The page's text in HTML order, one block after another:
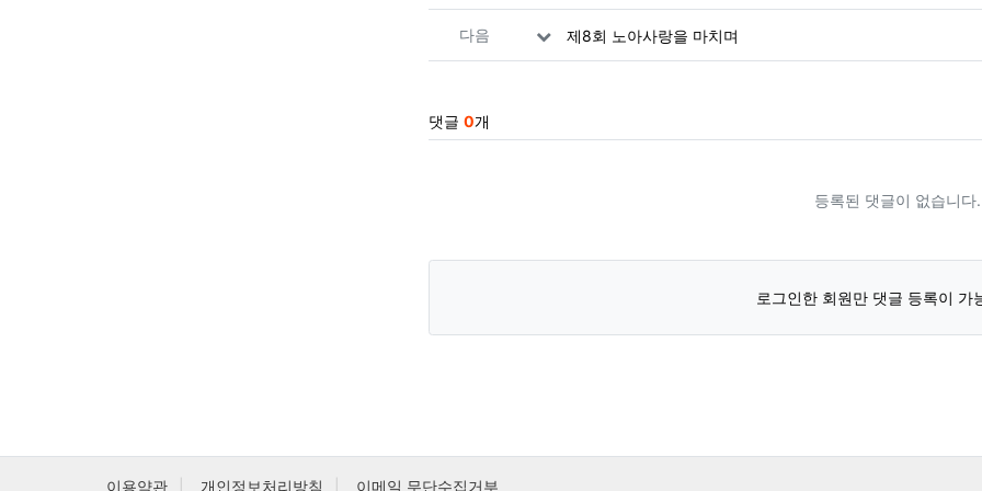
다음 제8회 노아사랑을 마치며
댓글 0개
등록된 댓글이 없습니다.
로그인한 회원만 댓글 등록이 가
이용약관 개인정보처리방침 이메일 무단수집거부